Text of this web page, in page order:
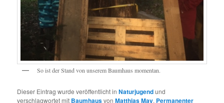
So ist der Stand von unserem Baumhaus momentan.
Dieser Eintrag wurde veröffentlicht inNaturjugendund
verschlagwortet mit BaumhausvonMatthias May. Permanenter